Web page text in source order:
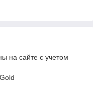
на сайте с учетом